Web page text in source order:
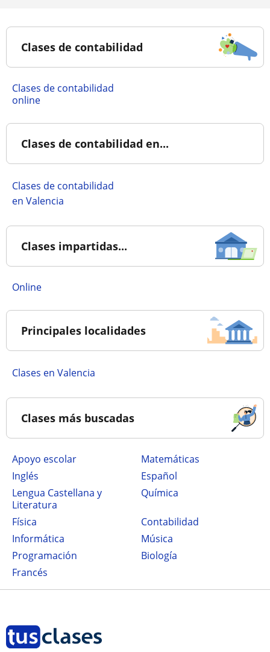
Clases de contabilidad
Clases de contabilidad
online
Clases de contabilidad en...
Clases de contabilidad
en Valencia
Clases impartidas...
online
Principales localidades
Clases en Valencia
Clases más buscadas
Apoyo escolar
Matemáticas
Inglés
Español
Lengua Castellana y
Literatura
Química
Física
Contabilidad
Informática
Música
Programación
Biología
Francés